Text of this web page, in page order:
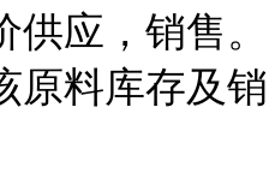
应，销售。
原料库存及销